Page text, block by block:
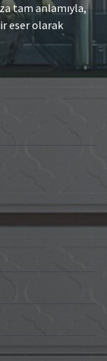
tam anlamıyla,
eser olarak